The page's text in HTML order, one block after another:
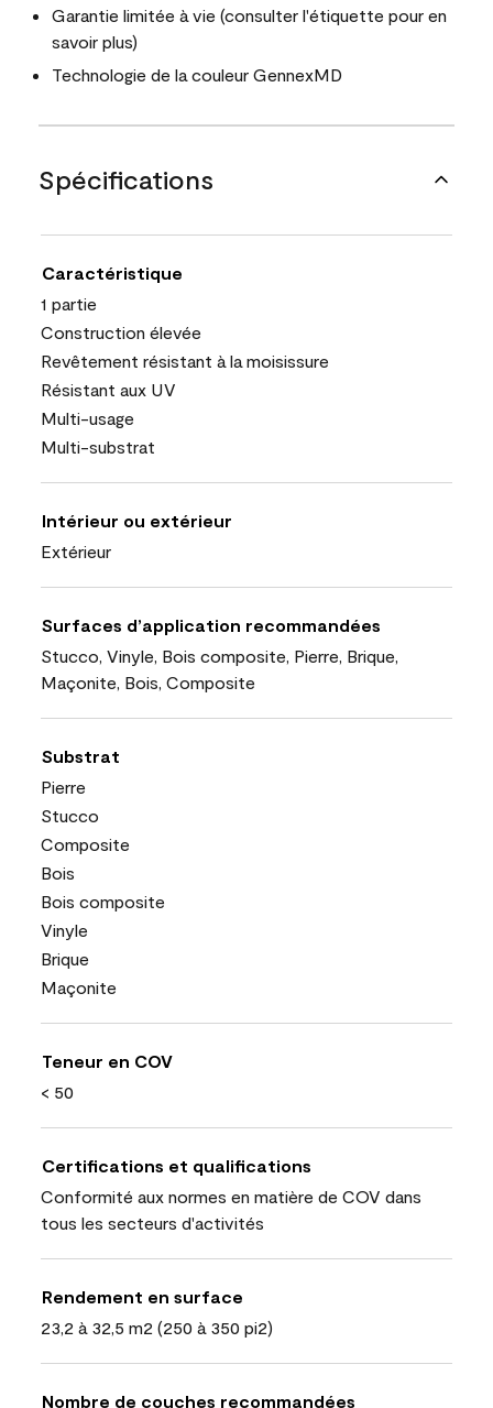
Garantie limitée à vie (consulter l'étiquette pour en
savoir plus)
Technologie de la couleur GennexMD
Spécifications
Caractéristique
1 partie
Construction élevée
Revêtement résistant à la moisissure
Résistant aux UV
Multi-usage
Multi-substrat
Intérieur ou extérieur
Extérieur
Surfaces d’application recommandées
Stucco, Vinyle, Bois composite, Pierre, Brique,
Maçonite, Bois, Composite
Substrat
Pierre
Stucco
Composite
Bois
Bois composite
Vinyle
Brique
Maçonite
Teneur en COV
< 50
Certifications et qualifications
Conformité aux normes en matière de COV dans
tous les secteurs d'activités
Rendement en surface
23,2 à 32,5 m2 (250 à 350 pi2)
Nombre de couches recommandées